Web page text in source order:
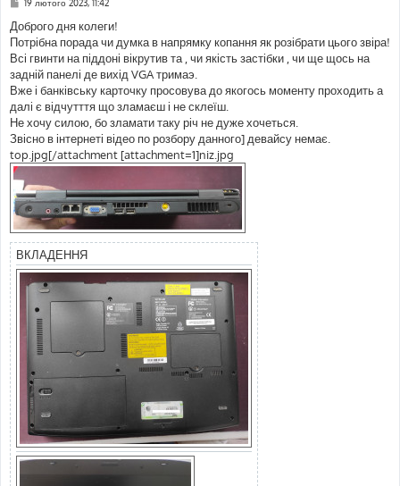
в
і
д
о
м
л
е
н
н
я
19 лютого 2023, 11:42
Доброго дня колеги!
Потрібна порада чи думка в напрямку копання як розібрати цього звіра!
Всі гвинти на піддоні вікрутив та , чи якість застібки , чи ще щось на
задній панелі де вихід VGA тримаэ.
Вже і банківську карточку просовува до якогось моменту проходить а
далі є відчутття що зламаєш і не склеїш.
Не хочу силою, бо зламати таку річ не дуже хочеться.
Звісно в інтернеті відео по розбору данного] девайсу немає.
top.jpg[/attachment [attachment=1]niz.jpg
ВКЛАДЕННЯ